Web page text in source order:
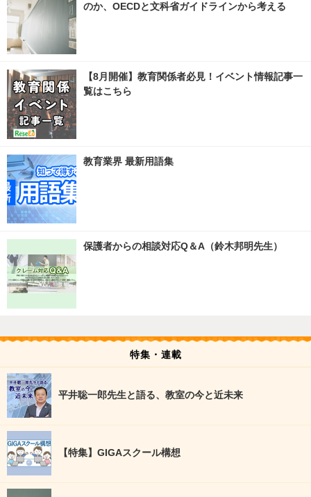
のか、OECDと文科省ガイドラインから考える
【8月開催】教育関係者必見！イベント情報記事一
覧はこちら
教育業界 最新用語集
保護者からの相談対応Q＆A（鈴木邦明先生）
特集・連載
平井聡一郎先生と語る、教室の今と近未来
【特集】GIGAスクール構想